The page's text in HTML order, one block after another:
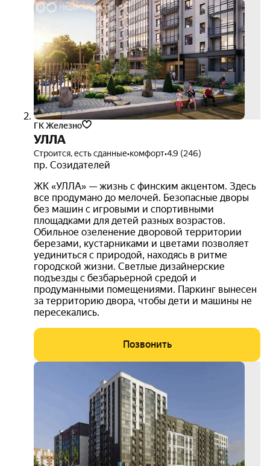
ГК Железно
УЛЛА
Строится, есть сданные•комфорт•4.9 (246)
пр. Созидателей
ЖК «УЛЛА» — жизнь с финским акцентом. Здесь
все продумано до мелочей. Безопасные дворы
без машин с игровыми и спортивными
площадками для детей разных возрастов.
Обильное озеленение дворовой территории
березами, кустарниками и цветами позволяет
уединиться с природой, находясь в ритме
городской жизни. Светлые дизайнерские
подъезды с безбарьерной средой и
продуманными помещениями. Паркинг вынесен
за территорию двора, чтобы дети и машины не
пересекались.
Позвонить